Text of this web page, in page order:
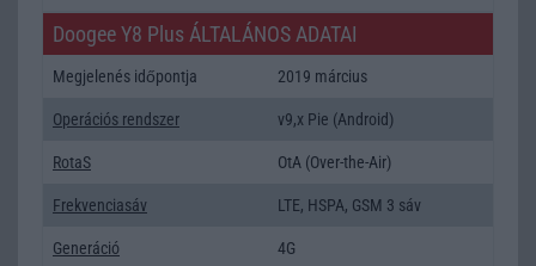
Doogee Y8 Plus ÁLTALÁNOS ADATAI
Megjelenés időpontja 2019 március
Operációs rendszer v9,x Pie (Android)
RotaS OtA (Over-the-Air)
Frekvenciasáv LTE, HSPA, GSM 3 sáv
Generáció 4G